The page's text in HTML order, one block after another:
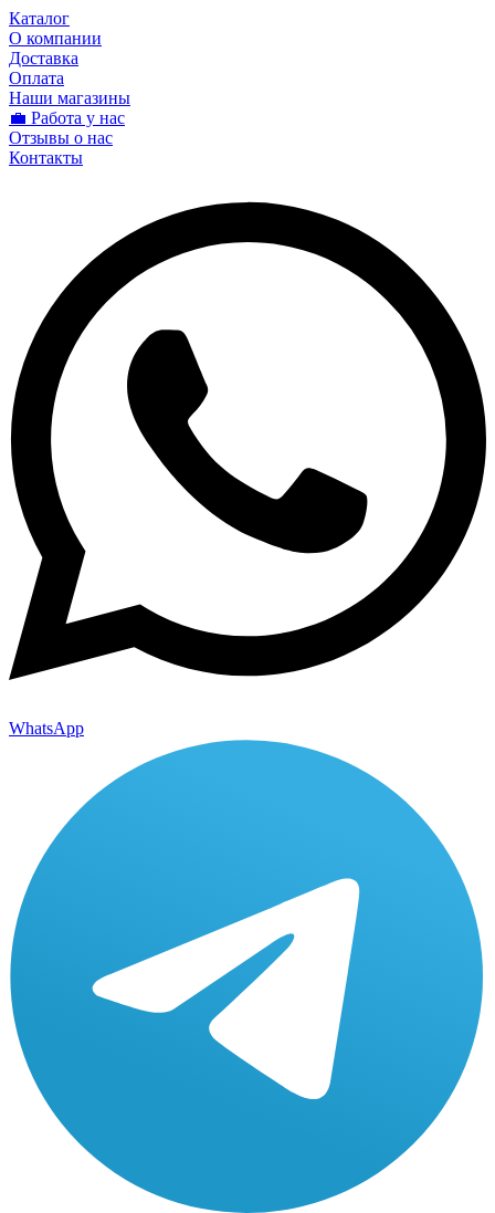
Каталог
О компании
Доставка
Оплата
Наши магазины
💼 Работа у нас
Отзывы о нас
Контакты
WhatsApp